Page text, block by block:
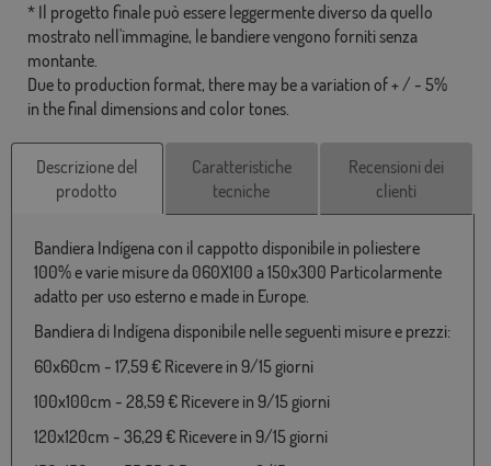
* Il progetto finale può essere leggermente diverso da quello
mostrato nell'immagine, le bandiere vengono forniti senza
montante.
Due to production format, there may be a variation of + / - 5%
in the final dimensions and color tones.
Descrizione del
prodotto
Caratteristiche
tecniche
Recensioni dei
clienti
Bandiera Indígena con il cappotto disponibile in poliestere
100% e varie misure da 060X100 a 150x300 Particolarmente
adatto per uso esterno e made in Europe.
Bandiera di Indígena disponibile nelle seguenti misure e prezzi:
60x60cm - 17,59 € Ricevere in 9/15 giorni
100x100cm - 28,59 € Ricevere in 9/15 giorni
120x120cm - 36,29 € Ricevere in 9/15 giorni